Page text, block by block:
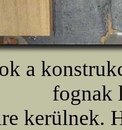
a
fognak
kerülnek.